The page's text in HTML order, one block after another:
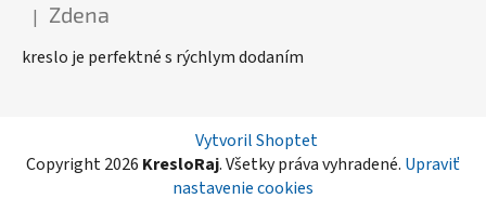
Hodnotenie produktu je 5 z 5 hviezdičiek.
| Zdena
kreslo je perfektné s rýchlym dodaním
Vytvoril Shoptet
Copyright 2026 KresloRaj. Všetky práva vyhradené. Upraviť
nastavenie cookies